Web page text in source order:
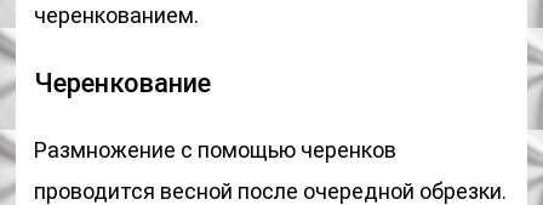
черенкованием.
Черенкование
Размножение с помощью черенков
проводится весной после очередной обрезки.